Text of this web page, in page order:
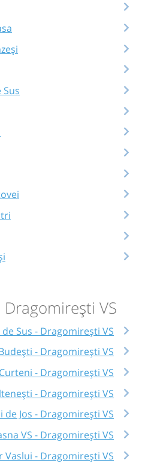
VS
Sus - Dragomirești VS
- Dragomirești VS
- Dragomirești VS
- Dragomirești VS
Jos - Dragomirești VS
VS - Dragomirești VS
Vaslui - Dragomirești VS